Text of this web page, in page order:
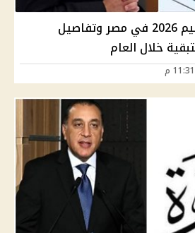
موعد إجازة شم النسيم 2026 في مصر وتفاصيل
خلال العام